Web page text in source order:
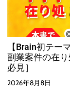
【Brain初テー
副業案件の在
必見］
2026年8月8日